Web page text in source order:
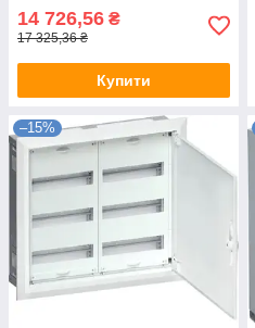
14 726,56 ₴
17 325,36 ₴
Купити
–15%